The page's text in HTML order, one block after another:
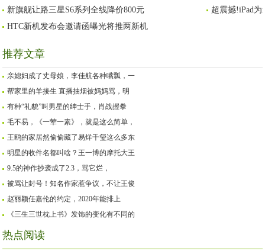
新旗舰让路三星S6系列全线降价800元
超震撼!iPad为
HTC新机发布会邀请函曝光将推两新机
推荐文章
亲媳妇成了丈母娘，李佳航各种嘴瓢，一
帮家里的羊接生 直播抽烟被妈妈骂，明
有种“礼貌”叫男星的绅士手，肖战握拳
毛不易，《一荤一素》，就是这么简单，
王鸥的家居然偷偷藏了易烊千玺这么多东
明星的收件名都叫啥？王一博的摩托大王
9.5的神作抄袭成了2.3，骂它烂，
被骂让封号！知名作家惹争议，不让王俊
赵丽颖任嘉伦的约定，2020年能排上
《三生三世枕上书》发饰的变化有不同的
热点阅读